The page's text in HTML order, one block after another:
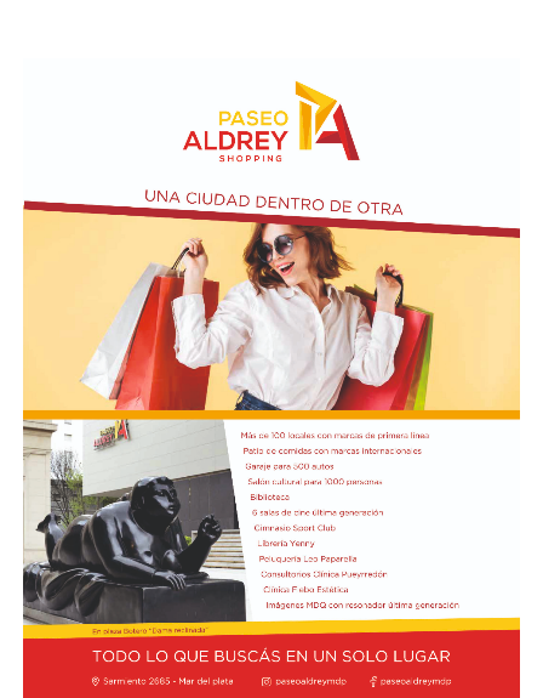
Los mandatarios y las delegaciones. Presidencia de
Además, la representación argentina avanzó en la firma
de cuatro convenios: Acuerdo de Servicios Aéreos, para
potenciar la conectividad y el turismo; tratado de
Extradición, destinado a consolidar la cooperación en
materia de justicia; acuerdo de Cooperación para el Uso
Pacífico de la Energía Nuclear; y la declaración
Conjunta sobre Pesca Ilegal, No Declarada y No
Reglamentada (INDNR), enfocada en la protección y
soberanía de los recursos marinos, informó NA.
El canciller argentino Pablo Quirno y el ministro de
Defensa Nacional de Ecuador, Gian Carlo Loffredo,